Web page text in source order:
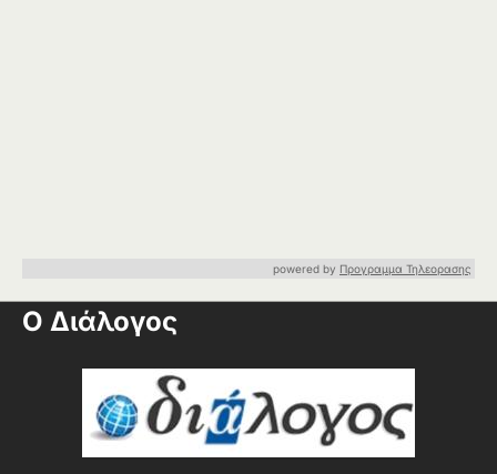
powered by Προγραμμα Τηλεορασης
Ο Διάλογος